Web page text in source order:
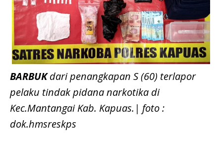
BARBUKdari penangkapan S (60) terlapor
pelaku tindak pidana narkotika di
Kec.Mantangai Kab. Kapuas.| foto :
dok.hmsreskps